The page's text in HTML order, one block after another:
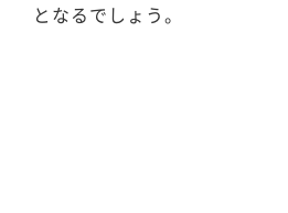
となるでしょう。